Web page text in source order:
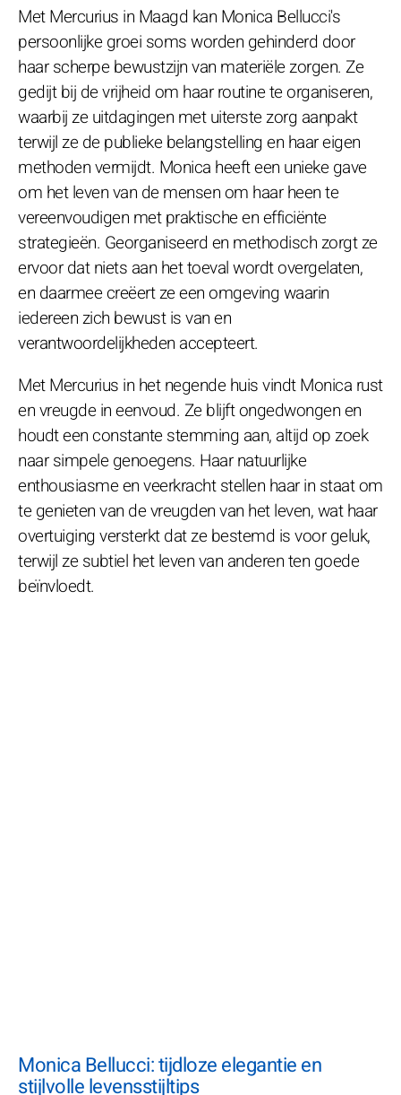
Met Mercurius in Maagd kan Monica Bellucci's
persoonlijke groei soms worden gehinderd door
haar scherpe bewustzijn van materiële zorgen. Ze
gedijt bij de vrijheid om haar routine te organiseren,
waarbij ze uitdagingen met uiterste zorg aanpakt
terwijl ze de publieke belangstelling en haar eigen
methoden vermijdt. Monica heeft een unieke gave
om het leven van de mensen om haar heen te
vereenvoudigen met praktische en efficiënte
strategieën. Georganiseerd en methodisch zorgt ze
ervoor dat niets aan het toeval wordt overgelaten,
en daarmee creëert ze een omgeving waarin
iedereen zich bewust is van en
verantwoordelijkheden accepteert.
Met Mercurius in het negende huis vindt Monica rust
en vreugde in eenvoud. Ze blijft ongedwongen en
houdt een constante stemming aan, altijd op zoek
naar simpele genoegens. Haar natuurlijke
enthousiasme en veerkracht stellen haar in staat om
te genieten van de vreugden van het leven, wat haar
overtuiging versterkt dat ze bestemd is voor geluk,
terwijl ze subtiel het leven van anderen ten goede
beïnvloedt.
Monica Bellucci: tijdloze elegantie en
stijlvolle levensstijltips